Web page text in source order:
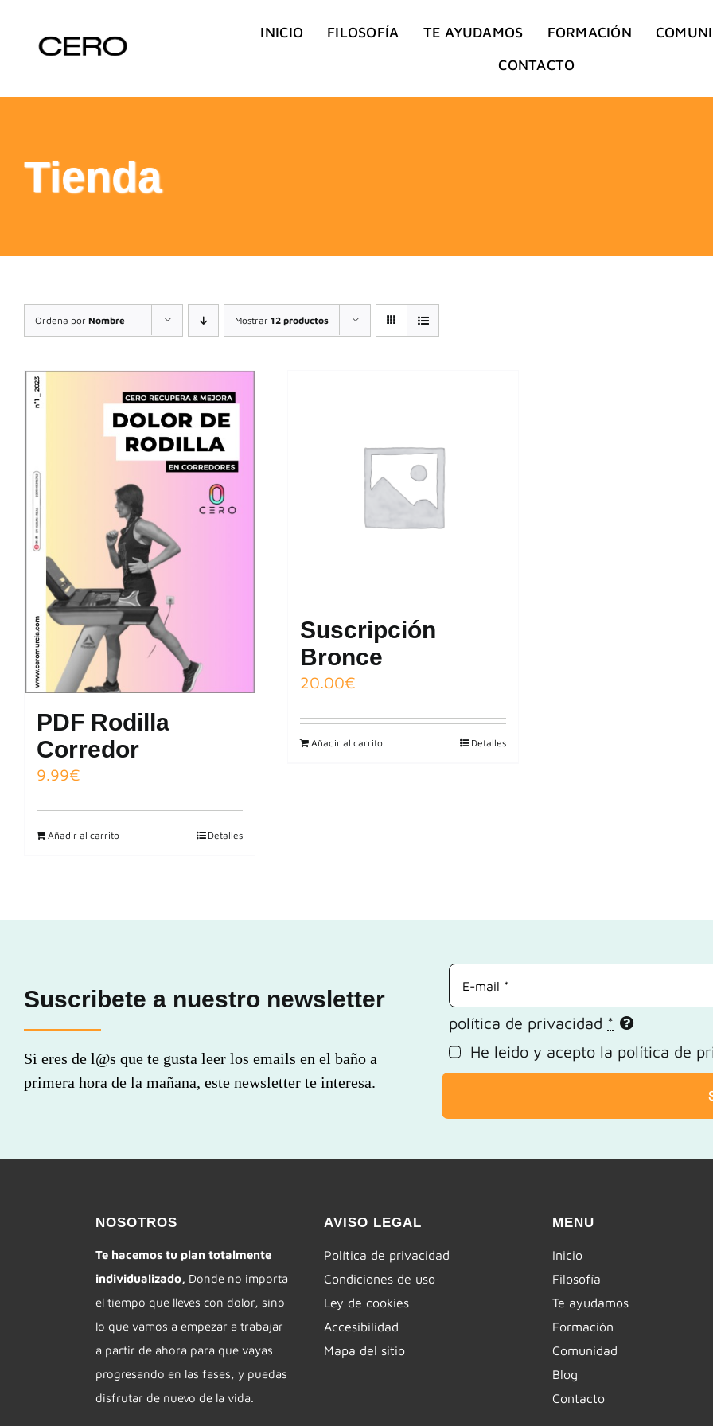
contenido
INICIO FILOSOFÍA TE AYUDAMOS FORMACIÓN
CONTACTO
Tienda
Ordena por Nombre Mostrar 12 productos
PDF Rodilla
Corredor
9.99€
Añadir al carrito Detalles
Suscripción
Bronce
20.00€
Añadir al carrito Detalles
Suscribete a nuestro newsletter
Si eres de l@s que te gusta leer los emails en el baño a
primera hora de la mañana, este newsletter te interesa.
Correo
electrónico
política de privacidad *
He leido y acepto la política de
NOSOTROS
Te hacemos tu plan totalmente
individualizado, Donde no importa
el tiempo que lleves con dolor, sino
lo que vamos a empezar a trabajar
a partir de ahora para que vayas
progresando en las fases, y puedas
disfrutar de nuevo de la vida.
AVISO LEGAL
Política de privacidad
Condiciones de uso
Ley de cookies
Accesibilidad
Mapa del sitio
MENU
Inicio
Filosofía
Te ayudamos
Formación
Comunidad
Blog
Contacto